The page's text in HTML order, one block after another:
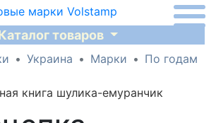
товаров
Украина Марки
По годам
книга шулика-емуранчик